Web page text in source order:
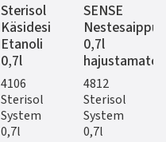
Sterisol
Käsidesi
Etanoli
0,7l
4106
Sterisol
System
0,7l
SENSE
Nestesaippua
0,7l
hajustamaton
4812
Sterisol
System
0,7l